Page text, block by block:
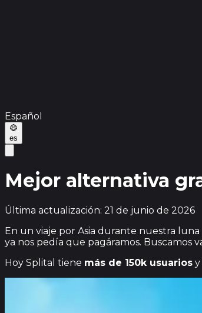
Español
es
Mejor alternativa
Última actualización: 21 de junio de 2026
En un viaje por Asia durante nuestra
ya nos pedía que pagáramos. Buscamos
Hoy Splital tiene más de 150k usuarios